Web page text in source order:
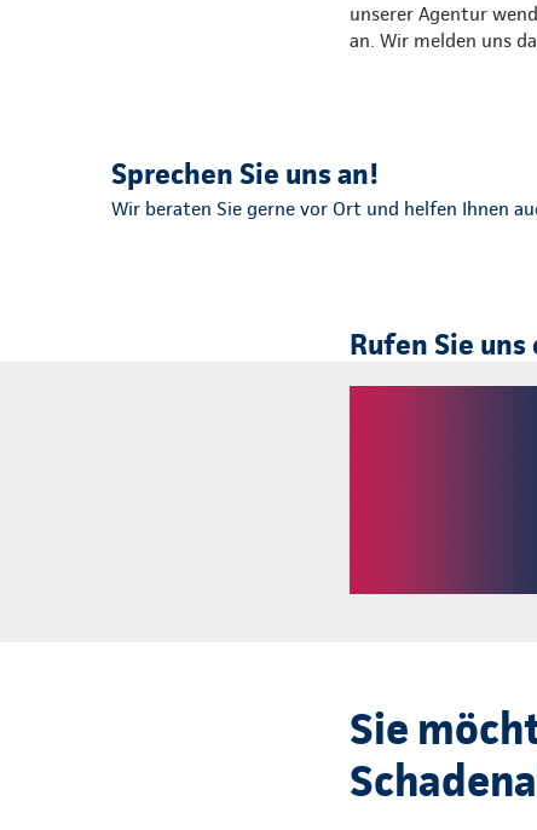
unserer Agentur
an. Wir melden uns
Sprechen Sie uns an!
Wir beraten Sie gerne vor Ort und helfen Ihnen
Rufen Sie
Sie